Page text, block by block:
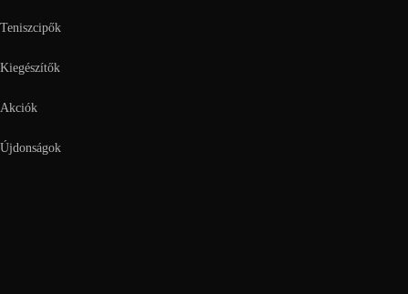
Teniszcipők
Kiegészítők
Akciók
Újdonságok